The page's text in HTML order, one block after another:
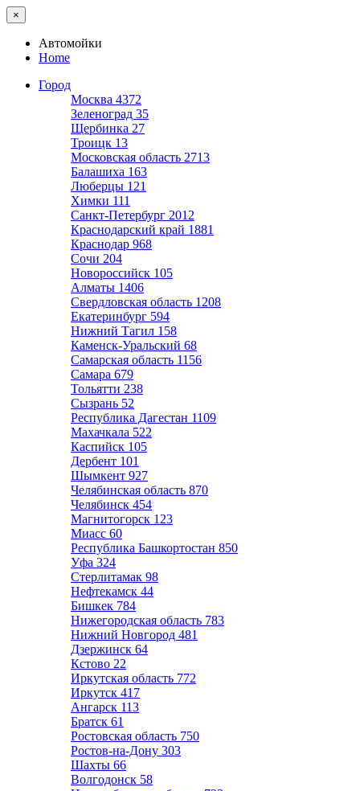
×
Автомойки
Home
Город
Москва 4372
Зеленоград 35
Щербинка 27
Троицк 13
Московская область 2713
Балашиха 163
Люберцы 121
Химки 111
Санкт-Петербург 2012
Краснодарский край 1881
Краснодар 968
Сочи 204
Новороссийск 105
Алматы 1406
Свердловская область 1208
Екатеринбург 594
Нижний Тагил 158
Каменск-Уральский 68
Самарская область 1156
Самара 679
Тольятти 238
Сызрань 52
Республика Дагестан 1109
Махачкала 522
Каспийск 105
Дербент 101
Шымкент 927
Челябинская область 870
Челябинск 454
Магнитогорск 123
Миасс 60
Республика Башкортостан 850
Уфа 324
Стерлитамак 98
Нефтекамск 44
Бишкек 784
Нижегородская область 783
Нижний Новгород 481
Дзержинск 64
Кстово 22
Иркутская область 772
Иркутск 417
Ангарск 113
Братск 61
Ростовская область 750
Ростов-на-Дону 303
Шахты 66
Волгодонск 58